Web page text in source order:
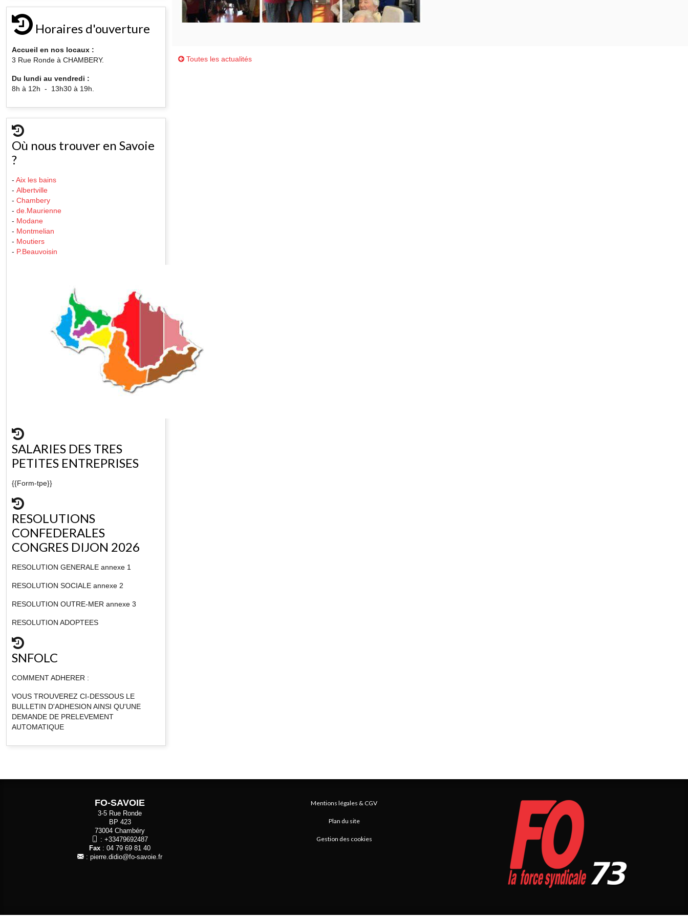
Toutes les actualités
Horaires d'ouverture
Accueil en nos locaux :
3 Rue Ronde à CHAMBERY.
Du lundi au vendredi :
8h à 12h - 13h30 à 19h.
Où nous trouver en Savoie
?
- Aix les bains
- Albertville
- Chambery
- de.Maurienne
- Modane
- Montmelian
- Moutiers
- P.Beauvoisin
SALARIES DES TRES
PETITES ENTREPRISES
{{Form-tpe}}
RESOLUTIONS
CONFEDERALES
CONGRES DIJON 2026
RESOLUTION GENERALE annexe 1
RESOLUTION SOCIALE annexe 2
RESOLUTION OUTRE-MER annexe 3
RESOLUTION ADOPTEES
SNFOLC
COMMENT ADHERER :
VOUS TROUVEREZ CI-DESSOUS LE
BULLETIN D'ADHESION AINSI QU'UNE
DEMANDE DE PRELEVEMENT
AUTOMATIQUE
FO-SAVOIE
3-5 Rue Ronde
BP 423
73004 Chambéry
: +33479692487
Fax : 04 79 69 81 40
: pierre.didio@fo-savoie.fr
Mentions légales & CGV
Plan du site
Gestion des cookies